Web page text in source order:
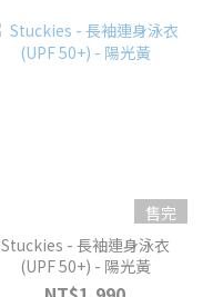
售完
Stuckies - 長袖連身泳衣
(UPF 50+) - 陽光黃